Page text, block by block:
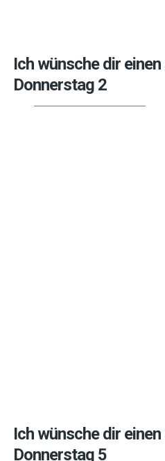
Ich wünsche dir
Donnerstag 2
Ich wünsche dir
Donnerstag 5